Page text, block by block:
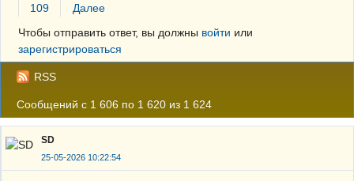
109
Далее
Чтобы отправить ответ, вы должны войти или
зарегистрироваться
RSS
Сообщений с 1 606 по 1 620 из 1 624
SD
25-05-2026 10:22:54